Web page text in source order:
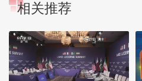
相关推荐